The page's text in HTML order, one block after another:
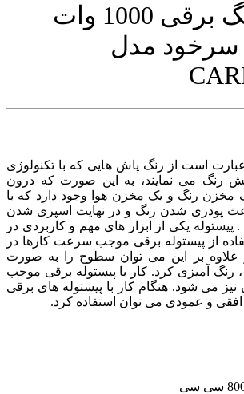
پیستوله رنگ برقی 1000 وات
سرخود مدل
عبارت است از رنگ پاش هایی که با تکنولوژی
رنگ می نمایند، به این صورت که درون
مخزن رنگ و یک مخزن هوا وجود دارد که با
پودری شدن رنگ و در نهایت اسپری شدن
یکی از ابزار های مهم و کاربردی در
از پیستوله برقی موجب سرعت کارها در
علاوه بر این می توان سطوح را به صورت
آمیزی کرد. کار با پیستوله برقی موجب
می شود. هنگام کار با پیستوله های برقی
و عمودی می توان استفاده کرد.
سی سی